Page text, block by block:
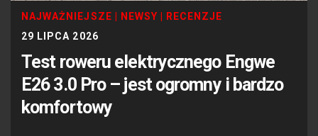
NAJWAŻNIEJSZE NEWSY
RECENZJE
29 LIPCA 2026
Test roweru elektrycznego Engwe
E26 3.0 Pro – jest ogromny i bardzo
komfortowy